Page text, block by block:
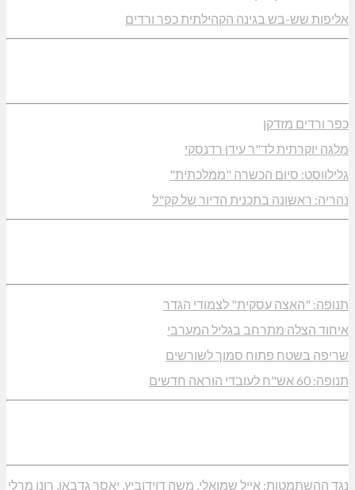
אליפות שש-בש בגינה הקהילתית כפר ורדים
כפר ורדים מזדקן
מלגה יוקרתית לד"ר עידן רדנסקי
גלילווסט: סיום הכשרה "ממלכתית"
נהריה: ראשונה בתכנית הדיור של קק"ל
תנופה: "האצה עסקית" לצמודי הגדר
איחוד הצלה מתרחב בגליל המערבי
שריפה בשטח פתוח סמוך לשורשים
תנופה: 60 אש"ח לעובדי הוראה חדשים
נגד ההשתמטות: אייל שמואלי, משה דוידוביץ, יאסר גדבאן, רונן מרלי